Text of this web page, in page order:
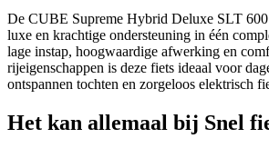
De CUBE Supreme Hybrid Deluxe SLT
luxe en krachtige ondersteuning in één
lage instap, hoogwaardige afwerking en
rijeigenschappen is deze fiets ideaal voor
ontspannen tochten en zorgeloos elektrisch
Het kan allemaal bij Snel